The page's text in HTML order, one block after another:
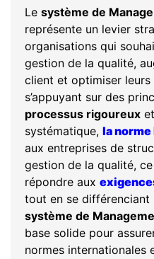
Le système de
représente un levier
organisations qui
gestion de la qualité,
client et optimiser leurs
s’appuyant sur des
processus rigoureux
systématique, la
aux entreprises de
gestion de la qualité,
répondre aux
tout en se différenciant
système de
base solide pour
normes internationales